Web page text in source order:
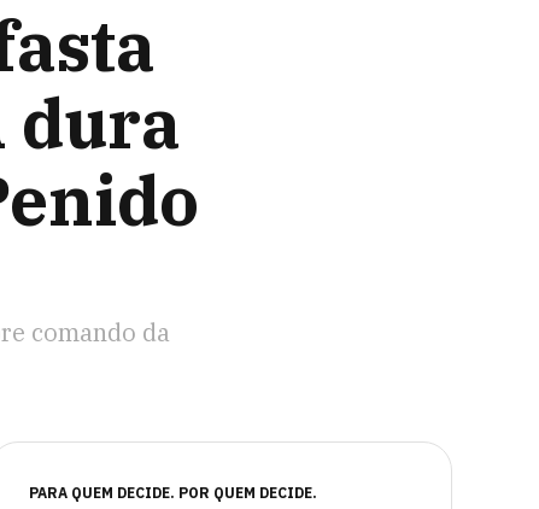
dura
comando da
PARA QUEM DECIDE. POR QUEM DECIDE.